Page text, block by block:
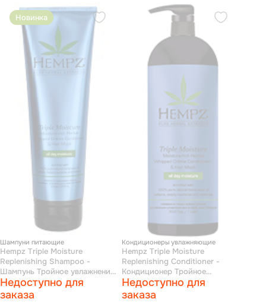
Новинка
Шампуни питающие
Hempz Triple Moisture
Replenishing Shampoo -
Шампунь Тройное увлажнение
265 мл
Недоступно для
заказа
Кондиционеры увлажняющие
Hempz Triple Moisture
Replenishing Conditioner -
Кондиционер Тройное
увлажнение 1000 мл
Недоступно для
заказа